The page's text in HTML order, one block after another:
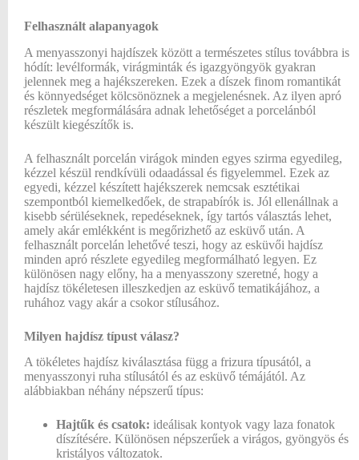
Felhasznált alapanyagok
A menyasszonyi hajdíszek között a természetes stílus továbbra is
hódít: levélformák, virágminták és igazgyöngyök gyakran
jelennek meg a hajékszereken. Ezek a díszek finom romantikát
és könnyedséget kölcsönöznek a megjelenésnek. Az ilyen apró
részletek megformálására adnak lehetőséget a porcelánból
készült kiegészítők is.
A felhasznált porcelán virágok minden egyes szirma egyedileg,
kézzel készül rendkívüli odaadással és figyelemmel. Ezek az
egyedi, kézzel készített hajékszerek nemcsak esztétikai
szempontból kiemelkedőek, de strapabírók is. Jól ellenállnak a
kisebb sérüléseknek, repedéseknek, így tartós választás lehet,
amely akár emlékként is megőrizhető az esküvő után. A
felhasznált porcelán lehetővé teszi, hogy az esküvői hajdísz
minden apró részlete egyedileg megformálható legyen. Ez
különösen nagy előny, ha a menyasszony szeretné, hogy a
hajdísz tökéletesen illeszkedjen az esküvő tematikájához, a
ruhához vagy akár a csokor stílusához.
Milyen hajdísz típust válasz?
A tökéletes hajdísz kiválasztása függ a frizura típusától, a
menyasszonyi ruha stílusától és az esküvő témájától. Az
alábbiakban néhány népszerű típus:
Hajtűk és csatok: ideálisak kontyok vagy laza fonatok
díszítésére. Különösen népszerűek a virágos, gyöngyös és
kristályos változatok.